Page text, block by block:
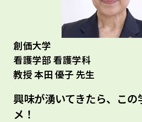
創価大学
看護学部 看護学科
教授 本田 優子 先生
興味が湧いてきたら、この
メ！